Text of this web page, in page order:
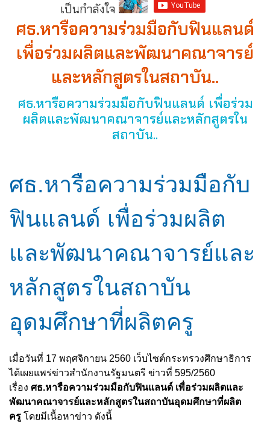
เป็นกำลังใจ
ศธ.หารือความร่วมมือกับฟินแลนด์
เพื่อร่วมผลิตและพัฒนาคณาจารย์
และหลักสูตรในสถาบัน..
ศธ.หารือความร่วมมือกับฟินแลนด์ เพื่อร่วม
ผลิตและพัฒนาคณาจารย์และหลักสูตรใน
สถาบัน..
ศธ.หารือความร่วมมือกับ
ฟินแลนด์ เพื่อร่วมผลิต
และพัฒนาคณาจารย์และ
หลักสูตรในสถาบัน
อุดมศึกษาที่ผลิตครู
เมื่อวันที่ 17 พฤศจิกายน 2560 เว็บไซต์กระทรวงศึกษาธิการ
ได้เผยแพร่ข่าวสำนักงานรัฐมนตรี ข่าวที่ 595/2560
เรื่อง ศธ.หารือความร่วมมือกับฟินแลนด์ เพื่อร่วมผลิตและ
พัฒนาคณาจารย์และหลักสูตรในสถาบันอุดมศึกษาที่ผลิต
ครู โดยมีเนื้อหาข่าว ดังนี้